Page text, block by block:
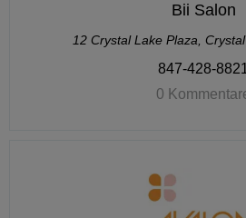
Bii Salon
12 Crystal Lake Plaza,
847-428-
0